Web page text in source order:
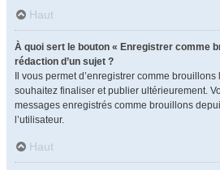
Haut
À quoi sert le bouton « Enregistrer comme
rédaction d’un sujet ?
Il vous permet d’enregistrer comme
souhaitez finaliser et publier ultérieurement.
messages enregistrés comme brouillons
l’utilisateur.
Haut